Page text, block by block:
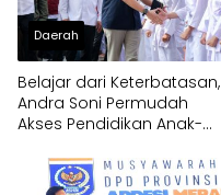
Daerah
Belajar dari Keterbatasan,
Andra Soni Permudah
Akses Pendidikan Anak-